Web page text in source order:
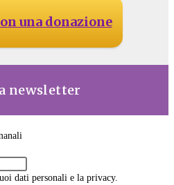
una donazione
newsletter
dati personali e la privacy.